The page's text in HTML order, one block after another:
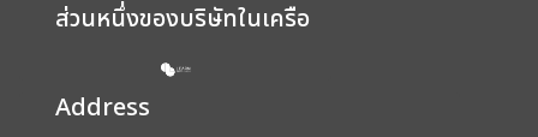
ส่วนหนึ่งของบริษัทในเครือ
Address